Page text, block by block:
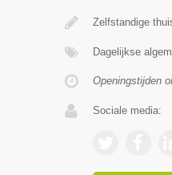
Zelfstandige
Dagelijkse
Openingstijden
Sociale media: